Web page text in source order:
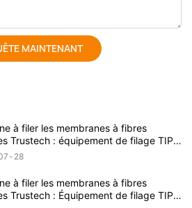
MAINTENANT
à filer les membranes à fibres
Trustech : équipement de filage TIPS
(17)
28
à filer les membranes à fibres
Trustech : Équipement de filage TIPS